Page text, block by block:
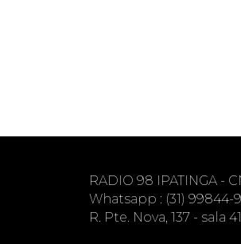
RADIO 98 IPATINGA -
Whatsapp : (31) 99844-
R. Pte. Nova, 137 - sala